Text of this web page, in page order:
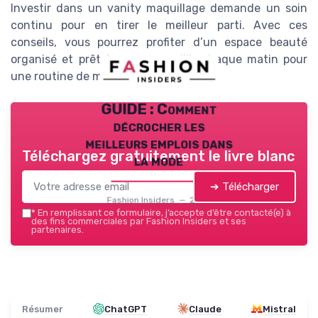
Investir dans un vanity maquillage demande un soin
continu pour en tirer le meilleur parti. Avec ces
conseils, vous pourrez profiter d’un espace beauté
organisé et prêt à vous accueillir chaque matin pour
une routine de maquillage sans stress.
GUIDE : Comment
décrocher les
meilleurs emplois dans
la mode
Fashion Insiders — 2026
Téléchargez gratuitement le livre blanc
➔ Télécharger
* En remplissant ce formulaire, j’accepte d’être contacté(e) à
des fins commerciales par Fashion Insiders et ses
partenaires.
Résumer ChatGPT Claude Mistral